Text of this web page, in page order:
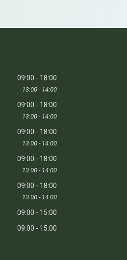
09:00 18:00
13:00 14:00
09:00 18:00
13:00 14:00
09:00 18:00
13:00 14:00
09:00 18:00
13:00 14:00
09:00 18:00
13:00 14:00
09:00
15:00
09:00 15:00